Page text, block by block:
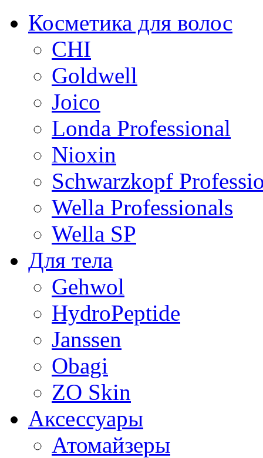
Косметика для волос
CHI
Goldwell
Joico
Londa Professional
Nioxin
Schwarzkopf
Wella Professionals
Wella SP
Для тела
Gehwol
HydroPeptide
Janssen
Obagi
ZO Skin
Aксессуары
Атомайзеры